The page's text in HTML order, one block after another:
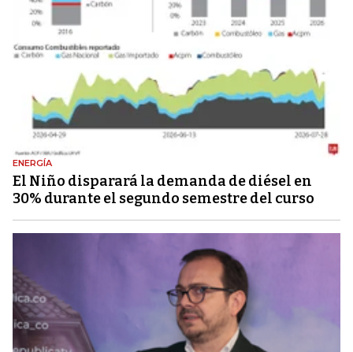
ENERGÍA
El Niño disparará la demanda de diésel en
30% durante el segundo semestre del curso